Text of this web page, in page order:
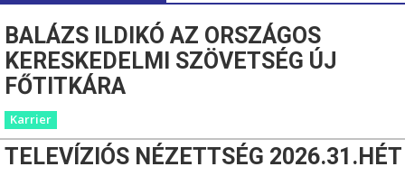
BALÁZS ILDIKÓ AZ ORSZÁGOS
KERESKEDELMI SZÖVETSÉG ÚJ
FŐTITKÁRA
Karrier
TELEVÍZIÓS NÉZETTSÉG 2026.31.HÉT